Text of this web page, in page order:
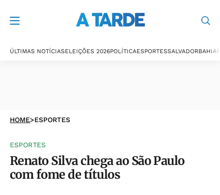
ÚLTIMAS NOTÍCIASELEIÇÕES 2026POLÍTICAESPORTESSALVADORBAHIA
HOME>ESPORTES
ESPORTES
Renato Silva chega ao São Paulo
com fome de títulos